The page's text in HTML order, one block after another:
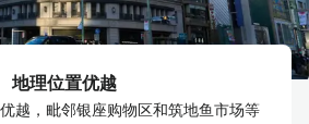
地理位置优越
越，毗邻银座购物区和筑地鱼市场等